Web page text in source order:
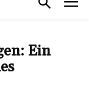
Ein